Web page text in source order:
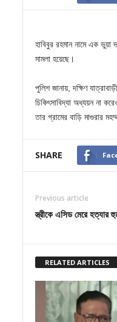
হাবিবুর রহমান নামে এক
মামলা হয়েছে।
পুলিশ জানায়, দক্ষিণ
চিকিৎসাবিদ্যা অধ্যয়ন না
তার গ্রামের বাড়ি মাগুরার
SHARE
Previous article
স্ত্রীকে এসিড মেরে
RELATED ARTICLES